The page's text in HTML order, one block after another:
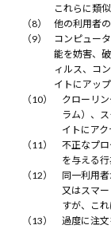
これらに類
他の利用者
コンピュー
能を妨害、
ィルス、コ
イトにアッ
クローリ
ラム）、
イトにア
不正なプ
を与える
同一利用
又はスマ
すが、これ
過度に注